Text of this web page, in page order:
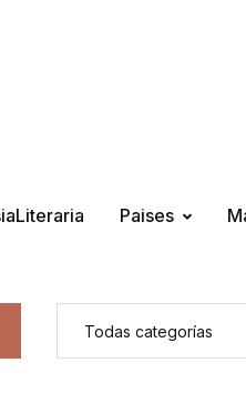
Paises